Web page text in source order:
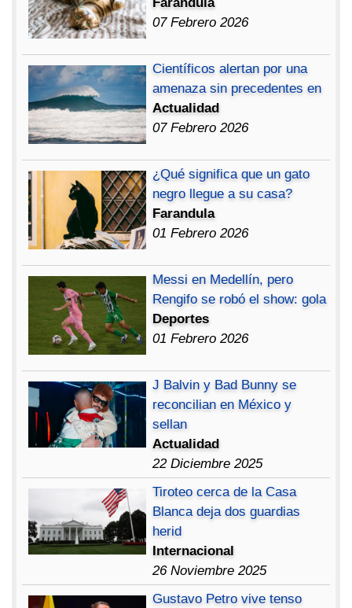
07 Febrero 2026
Científicos alertan por una
amenaza sin precedentes en
Actualidad
07 Febrero 2026
¿Qué significa que un gato
negro llegue a su casa?
Farandula
01 Febrero 2026
Messi en Medellín, pero
Rengifo se robó el show: gola
Deportes
01 Febrero 2026
J Balvin y Bad Bunny se
reconcilian en México y
sellan
Actualidad
22 Diciembre 2025
Tiroteo cerca de la Casa
Blanca deja dos guardias
herid
Internacional
26 Noviembre 2025
Gustavo Petro vive tenso